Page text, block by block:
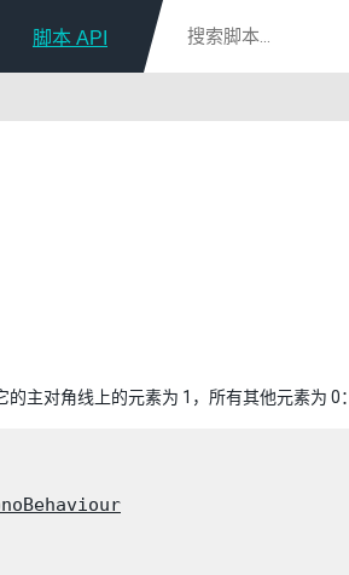
脚本 API
主对角线上的元素为 1，所有其他元素为 0：